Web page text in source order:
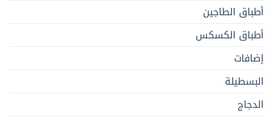
أطباق الطاجين
أطباق الكسكس
إضافات
البسطيلة
الدجاج